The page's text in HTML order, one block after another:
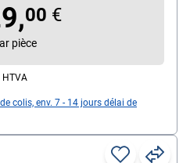
00 €
pièce
HTVA
colis, env. 7 - 14 jours délai de